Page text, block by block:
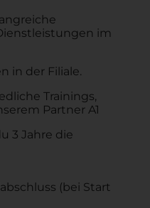
im
in der Filiale.
Trainings,
Partner A1
3 Jahre die
(bei Start